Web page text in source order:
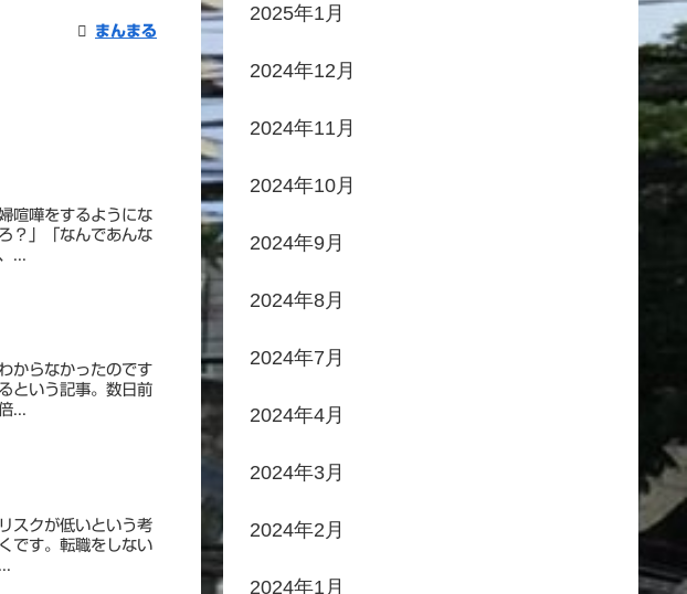
まんまる
喧嘩をするようにな
？」「なんであんな
...
からなかったのです
という記事。数日前
...
スクが低いという考
です。転職をしない
2025年1月
2024年12月
2024年11月
2024年10月
2024年9月
2024年8月
2024年7月
2024年4月
2024年3月
2024年2月
2024年1月